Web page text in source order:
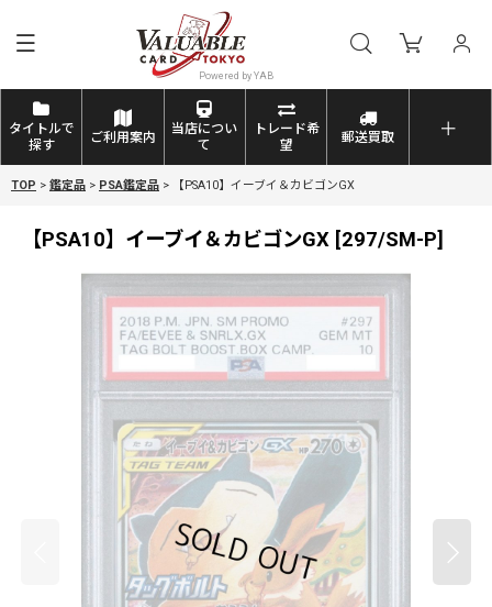
タイトルで
探す
ご利用案内
当店につい
て
トレード希
望
郵送買取
TOP > 鑑定品 > PSA鑑定品 > 【PSA10】イーブイ＆カビゴンGX
【PSA10】イーブイ＆カビゴンGX [297/SM-P]